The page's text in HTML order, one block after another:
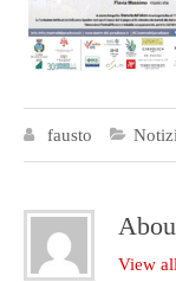
fausto
View